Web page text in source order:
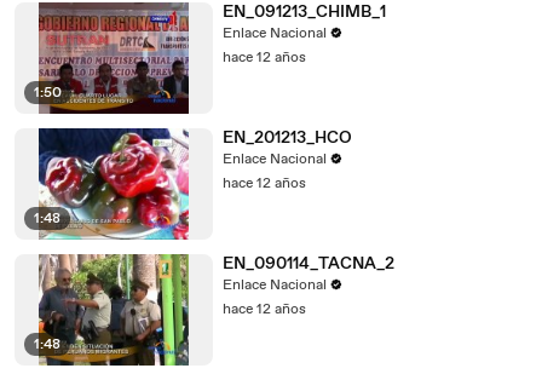
1:50
EN_091213_CHIMB_1
Enlace Nacional
hace 12 años
1:48
EN_201213_HCO
Enlace Nacional
hace 12 años
1:48
EN_090114_TACNA_2
Enlace Nacional
hace 12 años